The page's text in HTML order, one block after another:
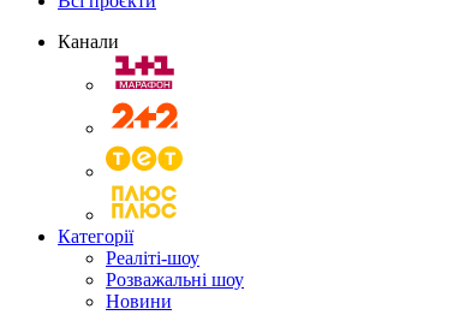
Канали
Категорії
Реаліті-шоу
Розважальні шоу
Новини